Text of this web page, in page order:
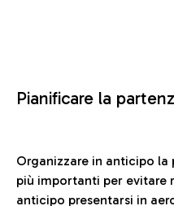
Pianificare la
Organizzare in anticipo
più importanti per evitare
anticipo presentarsi in